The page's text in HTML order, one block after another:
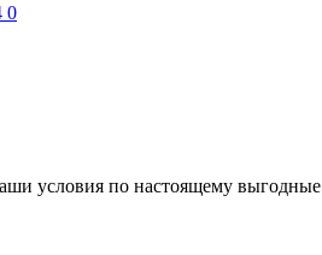
0
условия по настоящему